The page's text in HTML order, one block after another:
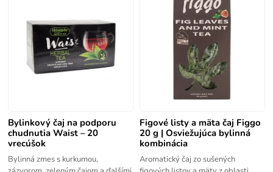
Bylinkový čaj na podporu
chudnutia Waist – 20
vrecúšok
Bylinná zmes s kurkumou,
Figové listy a mäta čaj Figgo
20 g | Osviežujúca bylinná
kombinácia
Aromatický čaj zo sušených